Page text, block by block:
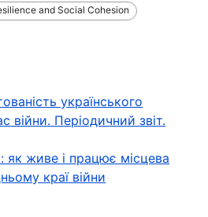
and Social Cohesion
українського
війни. Періодичний звіт.
як живе і працює місцева
краї війни